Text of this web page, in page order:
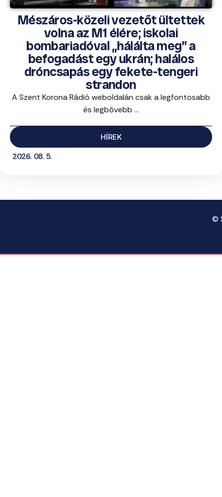
Mészáros-közeli vezetőt ültettek
volna az M1 élére; iskolai
bombariadóval „hálálta meg” a
befogadást egy ukrán; halálos
dróncsapás egy fekete-tengeri
strandon
A Szent Korona Rádió weboldalán csak a legfontosabb
és legbővebb ...
HÍREK
2026. 08. 5.
©